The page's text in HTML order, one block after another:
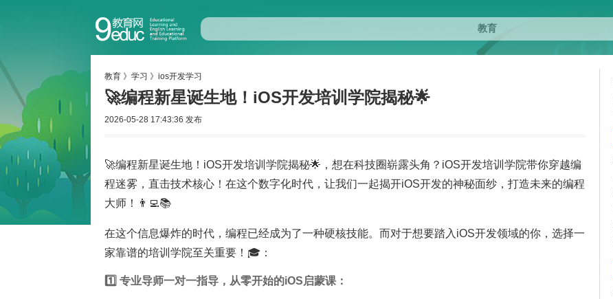
教育 》 学习 》 ios开发学习
🚀编程新星诞生地！iOS开发培训学院揭秘🌟
2026-05-28 17:43:36 发布
🚀编程新星诞生地！iOS开发培训学院揭秘🌟，想在科技圈崭露头角？iOS开发培训学院带你穿越编
程迷雾，直击技术核心！在这个数字化时代，让我们一起揭开iOS开发的神秘面纱，打造未来的编程
大师！👨‍💻📚
在这个信息爆炸的时代，编程已经成为了一种硬核技能。而对于想要踏入iOS开发领域的你，选择一
家靠谱的培训学院至关重要！🎓：
1️⃣ 专业导师一对一指导，从零开始的iOS启蒙课：